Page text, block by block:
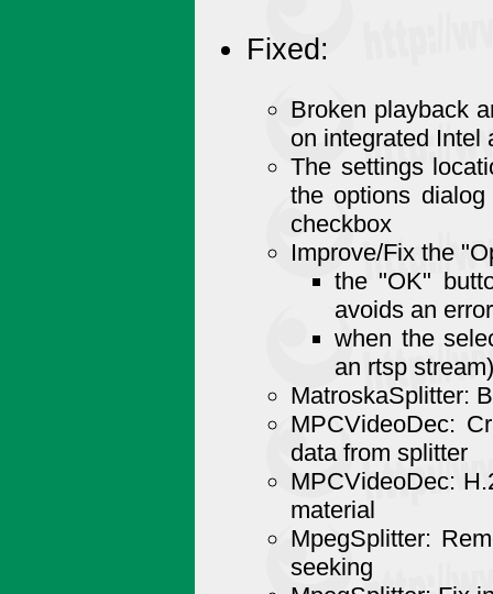
Fixed:
Broken playback
on integrated Intel
The settings
the options
checkbox
Improve/Fix the
the "OK"
avoids an
when the
an rtsp
MatroskaSplitter:
MPCVideoDec:
data from splitter
MPCVideoDec:
material
MpegSplitter:
seeking